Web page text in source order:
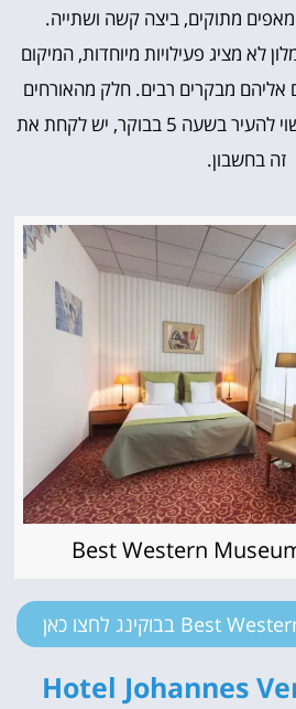
מאפים מתוקים, ביצה קשה ושתייה.
לא מציג פעילויות מיוחדות, המיקום
אליהם מבקרים רבים.חלק מהאורחים
דיווחו שפעמון הכנסייה עשוי להעיר בשעה 5 בבוקר, יש לקחת את
זה בחשבון.
Best Western
Hotel Johannes